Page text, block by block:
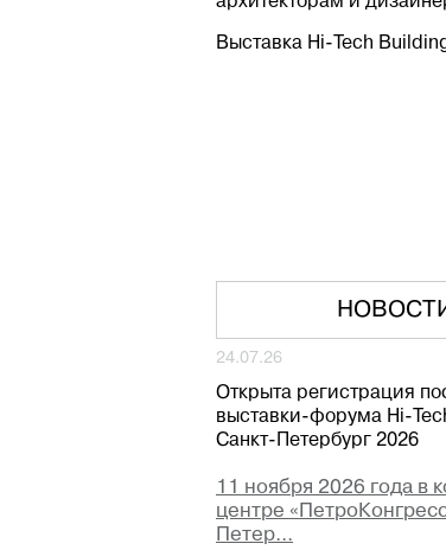
Выставка Hi-Tech
24.07.26
Открыта регистрация
выставки-форума Hi-
Санкт-Петербург 2026
11 ноября 2026 года в
центре
Петер...